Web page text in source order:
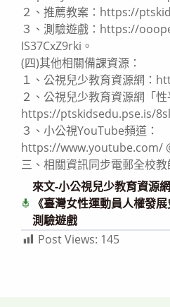
２、推薦教案：https://
３、測驗遊戲：https://
IS37CxZ9rki。
(四)其他相關備課資源：
１、公視兒少教育資源網：
２、公視兒少教育資源網「性
https://ptskidsedu.pse.is/
３、小公視YouTube頻道：
https://www.youtube.com/
三、相關資訊同步電郵全校教
來文-小公視兒少教育資源
《臺灣女性運動員人權發
測驗遊戲
Post Views: 145